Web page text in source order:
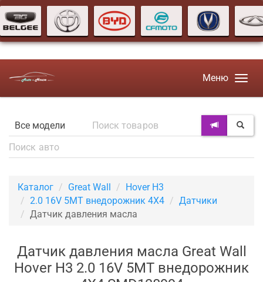
Меню
Каталог Great Wall
Hover H3
2.0 16V 5MT внедорожник 4X4
Датчики
Датчик давления масла
Датчик давления масла Great Wall
Hover H3 2.0 16V 5MT внедорожник